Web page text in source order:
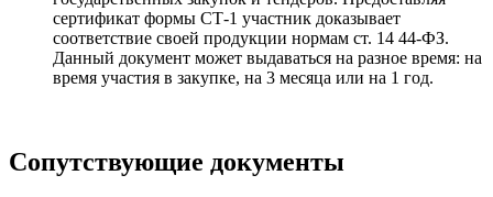
сертификат формы СТ-1 участник доказывает
соответствие своей продукции нормам ст. 14 44-ФЗ.
Данный документ может выдаваться на разное время: на
время участия в закупке, на 3 месяца или на 1 год.
Сопутствующие документы